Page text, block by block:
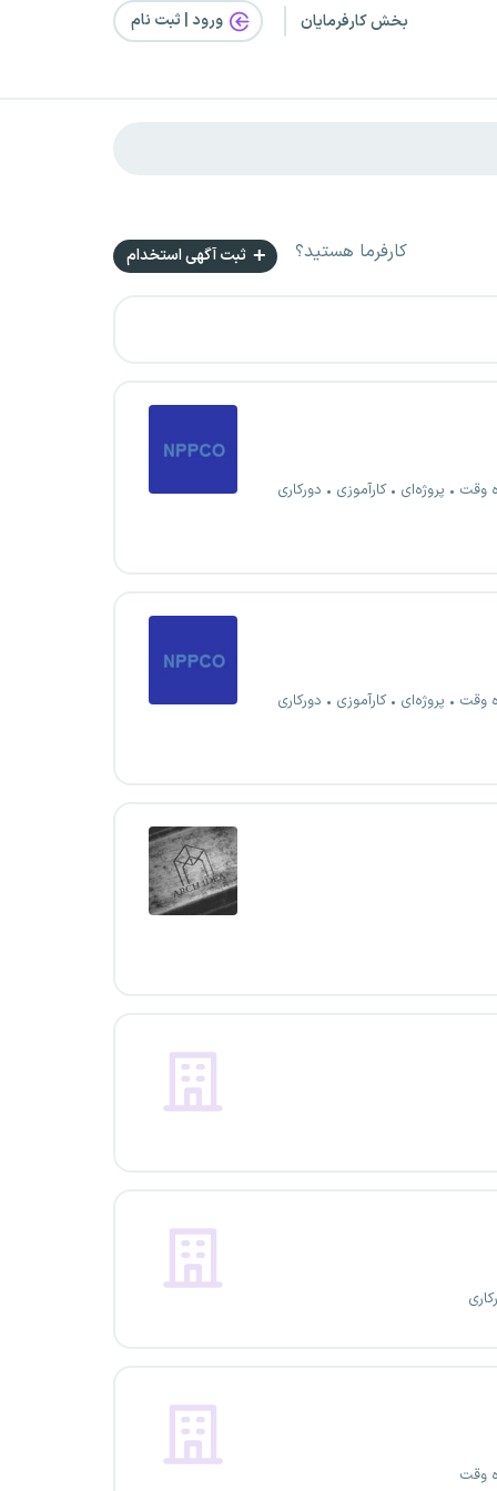
بخش کارفرمایان ورود | ثبت‌ نام
کارفرما هستید؟ ثبت آگهی استخدام
وقت پروژه‌ای کارآموزی دورکاری
وقت پروژه‌ای کارآموزی دورکاری
وقت